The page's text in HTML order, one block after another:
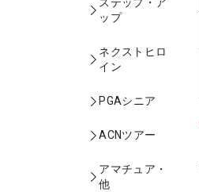
ップ
ネクストヒロ
イン
PGAシニア
ACNツアー
アマチュア・
他